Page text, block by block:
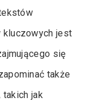
kluczowych jest
się
także
takich jak